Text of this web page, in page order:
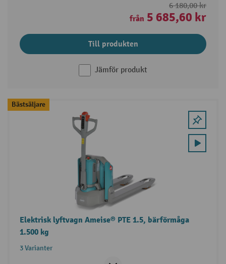
6 180,00 kr
från 5 685,60 kr
Till produkten
Jämför produkt
Bästsäljare
Elektrisk lyftvagn Ameise® PTE 1.5, bärförmåga
1.500 kg
3 Varianter